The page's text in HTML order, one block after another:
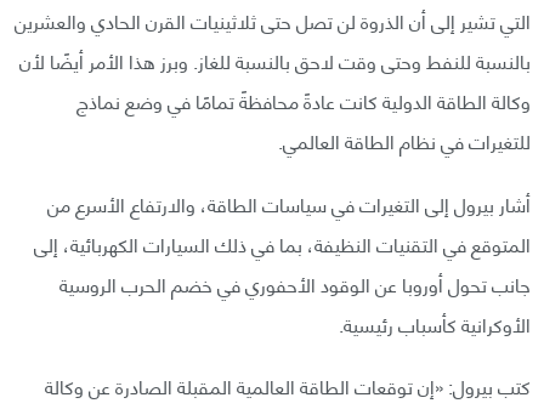
التي تشير إلى أن الذروة لن تصل حتى ثلاثينيات القرن الحادي والعشرين
بالنسبة للنفط وحتى وقت لاحق بالنسبة للغاز. وبرز هذا الأمر أيضًا لأن
وكالة الطاقة الدولية كانت عادةً محافظةً تمامًا في وضع نماذج
للتغيرات في نظام الطاقة العالمي.
أشار بيرول إلى التغيرات في سياسات الطاقة، والارتفاع الأسرع من
المتوقع في التقنيات النظيفة، بما في ذلك السيارات الكهربائية، إلى
جانب تحول أوروبا عن الوقود الأحفوري في خضم الحرب الروسية
الأوكرانية كأسباب رئيسية.
كتب بيرول: «إن توقعات الطاقة العالمية المقبلة الصادرة عن وكالة